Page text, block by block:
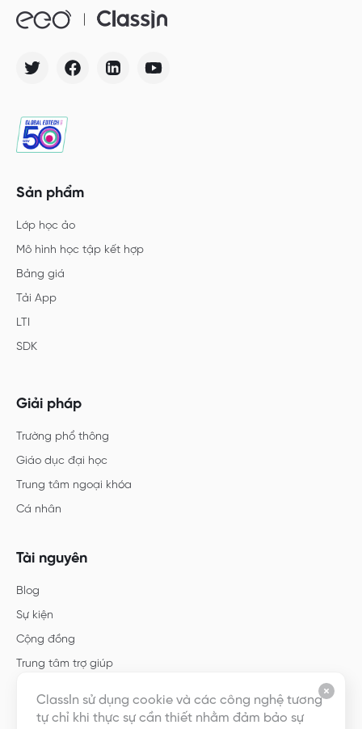
ClassIn sử dụng cookie và các công nghệ tương
tự chỉ khi thực sự cần thiết nhằm đảm bảo sự
Sản phẩm
Lớp học ảo
Mô hình học tập kết hợp
Bảng giá
Tải App
LTI
SDK
Giải pháp
Trường phổ thông
Giáo dục đại học
Trung tâm ngoại khóa
Cá nhân
Tài nguyên
Blog
Sự kiện
Cộng đồng
Trung tâm trợ giúp
Mẫu